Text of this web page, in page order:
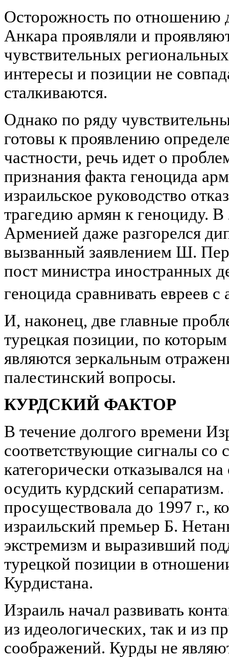
Осторожность по отношению
Анкара проявляли и
чувствительных
интересы и позиции не
сталкиваются.
Однако по ряду
готовы к проявлению
частности, речь идет о
признания факта геноцида
израильское руководство
трагедию армян к геноциду.
Арменией даже разгорелся
вызванный заявлением Ш.
пост министра иностранных
геноцида сравнивать евреев
И, наконец, две главные
турецкая позиции, по
являются зеркальным
палестинский вопросы.
КУРДСКИЙ ФАКТОР
В течение долгого времени
соответствующие сигналы со
категорически отказывался
осудить курдский
просуществовала до 1997 г.,
израильский премьер Б.
экстремизм и выразивший
турецкой позиции в
Курдистана.
Израиль начал развивать
из идеологических, так и из
соображений. Курды не